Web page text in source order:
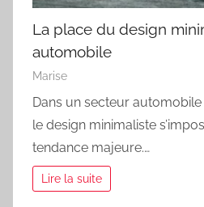
La place du design
automobile
Marise
Dans un secteur
le design minimaliste
tendance majeure.…
Lire la suite